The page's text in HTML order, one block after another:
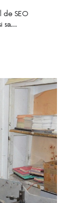
de SEO
sa…